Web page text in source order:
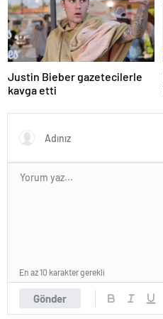
Justin Bieber gazetecilerle
kavga etti
Gönder
En az 10 karakter gerekli